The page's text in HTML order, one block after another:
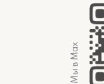
Мы в Max